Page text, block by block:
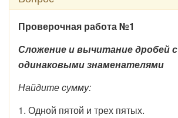
Проверочная работа №1
Сложение и вычитание дробей с
одинаковыми знаменателями
Найдите сумму:
1. Одной пятой и трех пятых.